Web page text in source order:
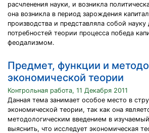
расчленения науки, и возникла
она возникла в период зарождения
производства и представляла собой
потребностей теории процесса победа
феодализмом.
Предмет, функции и
экономической теории
Контрольная работа, 11 Декабря 2011
Данная тема занимает особое место в
экономической теории, так как она
методологическим введением в
выяснить, что исследует экономическая